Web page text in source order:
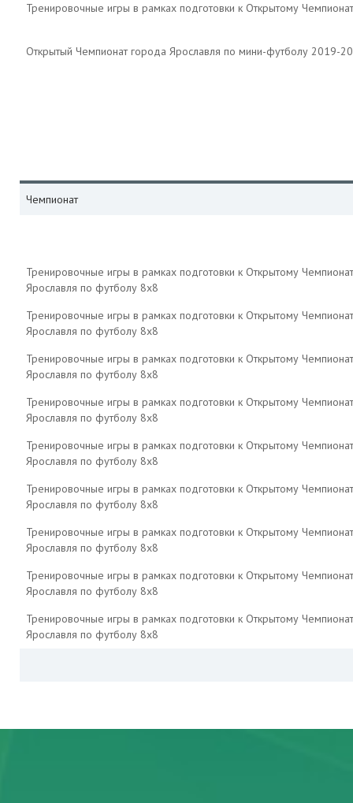
Тренировочные игры в рамках подготовки к Открытому
Открытый Чемпионат города Ярославля по мини-футболу 2019-
Чемпионат
Тренировочные игры в рамках подготовки к Открытому
Ярославля по футболу 8х8
Тренировочные игры в рамках подготовки к Открытому
Ярославля по футболу 8х8
Тренировочные игры в рамках подготовки к Открытому
Ярославля по футболу 8х8
Тренировочные игры в рамках подготовки к Открытому
Ярославля по футболу 8х8
Тренировочные игры в рамках подготовки к Открытому
Ярославля по футболу 8х8
Тренировочные игры в рамках подготовки к Открытому
Ярославля по футболу 8х8
Тренировочные игры в рамках подготовки к Открытому
Ярославля по футболу 8х8
Тренировочные игры в рамках подготовки к Открытому
Ярославля по футболу 8х8
Тренировочные игры в рамках подготовки к Открытому
Ярославля по футболу 8х8